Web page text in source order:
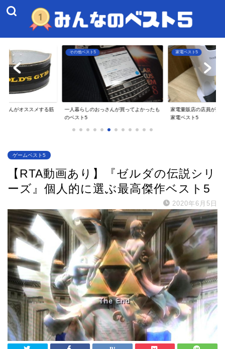
んが買ってよかったも
家電ベスト5
家電量販店の店員が人生で買って良かった
家電ベスト5
ファミコンベスト5
マイナーなファミコン
ゲームベスト5
【RTA動画あり】『ゼルダの伝説シリ
ーズ』個人的に選ぶ最高傑作ベスト5
2020年6月5日